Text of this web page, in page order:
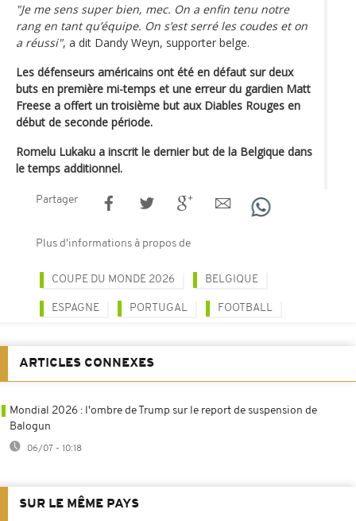
"Je me sens super bien, mec. On a enfin tenu notre
rang en tant qu’équipe. On s’est serré les coudes et on
a réussi", a dit Dandy Weyn, supporter belge.
Les défenseurs américains ont été en défaut sur deux
buts en première mi-temps et une erreur du gardien Matt
Freese a offert un troisième but aux Diables Rouges en
début de seconde période.
Romelu Lukaku a inscrit le dernier but de la Belgique dans
le temps additionnel.
Partager
Plus d'informations à propos de
COUPE DU MONDE 2026 BELGIQUE
ESPAGNE PORTUGAL FOOTBALL
ARTICLES CONNEXES
Mondial 2026 : l'ombre de Trump sur le report de suspension de
Balogun
06/07 - 10:18
SUR LE MÊME PAYS